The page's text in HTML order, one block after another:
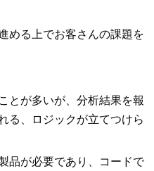
める上でお客さんの課題を
とが多いが、分析結果を報
る、ロジックが立てつけら
品が必要であり、コードで